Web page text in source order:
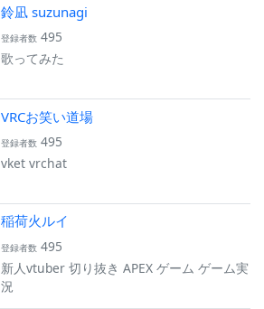
鈴凪 suzunagi
登録者数 495
歌ってみた
VRCお笑い道場
登録者数 495
vket vrchat
稲荷火ルイ
登録者数 495
新人vtuber 切り抜き APEX ゲーム ゲーム実
況